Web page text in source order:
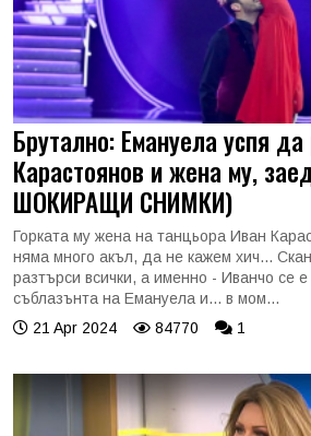
Брутално: Емануела успя
Карастоянов и жена му,
ШОКИРАЩИ СНИМКИ)
Горката му жена на танцьора Иван
няма много акъл, да не кажем хич...
разтърси всички, а именно - Иванчо се
съблазънта на Емануела и... в мом...
21 Apr 2024
84770 1